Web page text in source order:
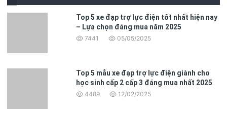
gần xe. Lưu ý để cục sạc xuống đất tránh để trên xe trong quá
Top 5 xe đạp trợ lực điện tốt nhất hiện nay
– Lựa chọn đáng mua năm 2025
7441 05/05/2025
Top 5 mẫu xe đạp trợ lực điện giành cho
học sinh cấp 2 cấp 3 đáng mua nhất 2025
4489 12/02/2025